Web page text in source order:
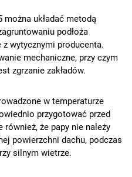
można układać metodą
podłoża
wytycznymi producenta.
mechaniczne, przy czym
zgrzanie zakładów.
w temperaturze
przygotować przed
że papy nie należy
powierzchni dachu, podczas
silnym wietrze.